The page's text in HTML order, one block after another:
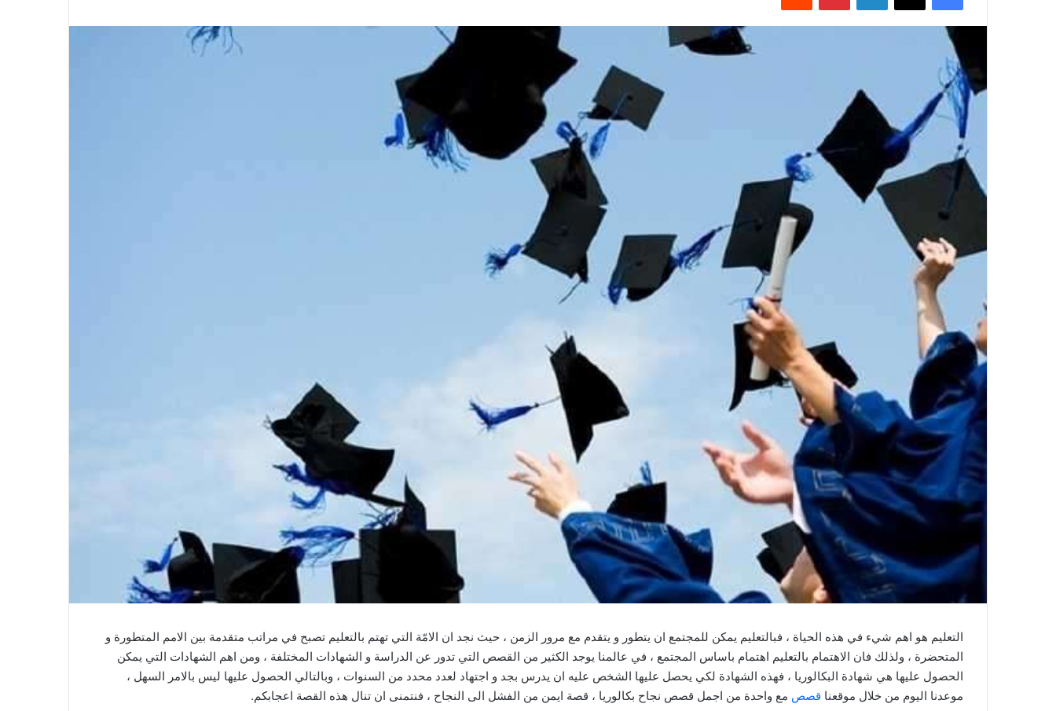
التعليم هو اهم شيء في هذه الحياة ، فبالتعليم يمكن للمجتمع ان يتطور و يتقدم مع مرور الزمن ، حيث نجد ان الامّة التي تهتم بالتعليم تصبح في مراتب متقدمة بين الامم المتطورة و
المتحضرة ، ولذلك فان الاهتمام بالتعليم اهتمام باساس المجتمع ، في عالمنا يوجد الكثير من القصص التي تدور عن الدراسة و الشهادات المختلفة ، ومن اهم الشهادات التي يمكن
الحصول عليها هي شهادة البكالوريا ، فهذه الشهادة لكي يحصل عليها الشخص عليه ان يدرس بجد و اجتهاد لعدد محدد من السنوات ، وبالتالي الحصول عليها ليس بالامر السهل ،
موعدنا اليوم من خلال موقعنا قصص مع واحدة من اجمل قصص نجاح بكالوريا ، قصة ايمن من الفشل الى النجاح ، فنتمنى ان تنال هذه القصة اعجابكم.